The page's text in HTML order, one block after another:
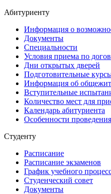
Абитуриенту
Информация о
Документы
Специальности
Условия приема по
Дни открытых дверей
Подготовительные
Информация об
Вступительные
Количество мест для
Календарь абитуриента
Особенности
Студенту
Расписание
Расписание экзаменов
График учебного
Студенческий совет
Документы